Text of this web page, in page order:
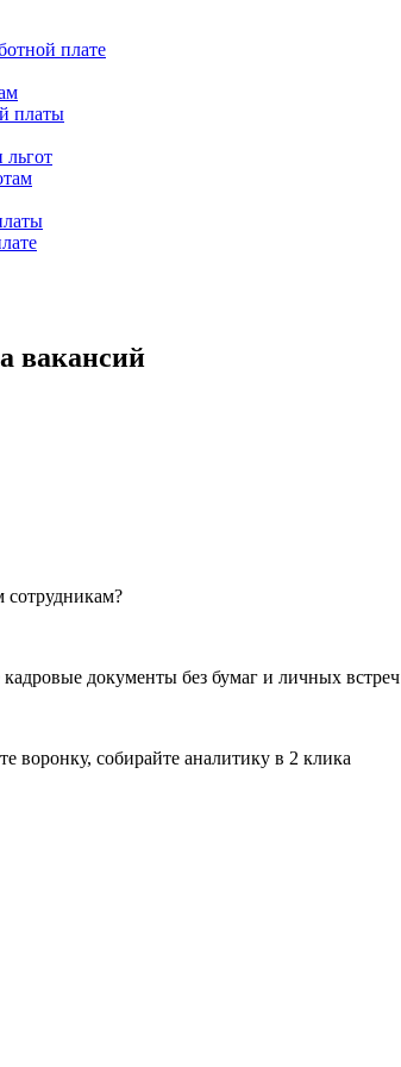
плате
платы
льгот
вакансий
сотрудникам?
документы без бумаг и личных встреч
воронку, собирайте аналитику в 2 клика